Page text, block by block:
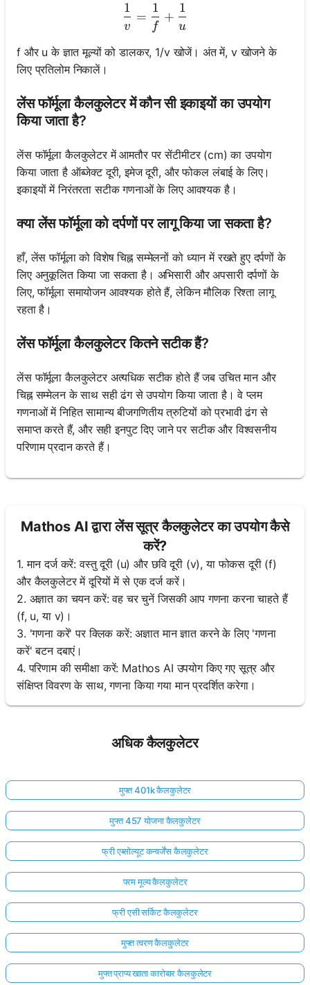
\frac{1}{v} =
v
1
=
f
1
+
u
1
f और u के ज्ञात मूल्यों को डालकर, 1/v खोजें। अंत में, v खोजने के
लिए प्रतिलोम निकालें।
लेंस फॉर्मूला कैलकुलेटर में कौन सी इकाइयों का उपयोग
किया जाता है?
लेंस फॉर्मूला कैलकुलेटर में आमतौर पर सेंटीमीटर (cm) का उपयोग
किया जाता है ऑब्जेक्ट दूरी, इमेज दूरी, और फोकल लंबाई के लिए।
इकाइयों में निरंतरता सटीक गणनाओं के लिए आवश्यक है।
क्या लेंस फॉर्मूला को दर्पणों पर लागू किया जा सकता है?
हाँ, लेंस फॉर्मूला को विशेष चिह्न सम्मेलनों को ध्यान में रखते हुए दर्पणों के
लिए अनुकूलित किया जा सकता है। अभिसारी और अपसारी दर्पणों के
लिए, फॉर्मूला समायोजन आवश्यक होते हैं, लेकिन मौलिक रिश्ता लागू
रहता है।
लेंस फॉर्मूला कैलकुलेटर कितने सटीक हैं?
लेंस फॉर्मूला कैलकुलेटर अत्यधिक सटीक होते हैं जब उचित मान और
चिह्न सम्मेलन के साथ सही ढंग से उपयोग किया जाता है। वे प्लम
गणनाओं में निहित सामान्य बीजगणितीय त्रुटियों को प्रभावी ढंग से
समाप्त करते हैं, और सही इनपुट दिए जाने पर सटीक और विश्वसनीय
परिणाम प्रदान करते हैं।
Mathos AI द्वारा लेंस सूत्र कैलकुलेटर का उपयोग कैसे
करें?
1. मान दर्ज करें: वस्तु दूरी (u) और छवि दूरी (v), या फोकस दूरी (f)
और कैलकुलेटर में दूरियों में से एक दर्ज करें।
2. अज्ञात का चयन करें: वह चर चुनें जिसकी आप गणना करना चाहते हैं
(f, u, या v)।
3. 'गणना करें' पर क्लिक करें: अज्ञात मान ज्ञात करने के लिए 'गणना
करें' बटन दबाएं।
4. परिणाम की समीक्षा करें: Mathos AI उपयोग किए गए सूत्र और
संक्षिप्त विवरण के साथ, गणना किया गया मान प्रदर्शित करेगा।
अधिक कैलकुलेटर
मुफ्त 401k कैलकुलेटर
मुफ्त 457 योजना कैलकुलेटर
फ्री एब्सोल्यूट कन्वर्जेंस कैलकुलेटर
परम मूल्य कैलकुलेटर
फ्री एसी सर्किट कैलकुलेटर
मुफ्त त्वरण कैलकुलेटर
मुफ्त प्राप्य खाता कारोबार कैलकुलेटर